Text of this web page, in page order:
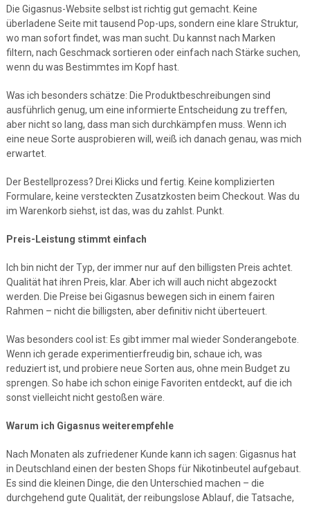
Die Gigasnus-Website selbst ist richtig gut gemacht. Keine
überladene Seite mit tausend Pop-ups, sondern eine klare Struktur,
wo man sofort findet, was man sucht. Du kannst nach Marken
filtern, nach Geschmack sortieren oder einfach nach Stärke suchen,
wenn du was Bestimmtes im Kopf hast.
Was ich besonders schätze: Die Produktbeschreibungen sind
ausführlich genug, um eine informierte Entscheidung zu treffen,
aber nicht so lang, dass man sich durchkämpfen muss. Wenn ich
eine neue Sorte ausprobieren will, weiß ich danach genau, was mich
erwartet.
Der Bestellprozess? Drei Klicks und fertig. Keine komplizierten
Formulare, keine versteckten Zusatzkosten beim Checkout. Was du
im Warenkorb siehst, ist das, was du zahlst. Punkt.
Preis-Leistung stimmt einfach
Ich bin nicht der Typ, der immer nur auf den billigsten Preis achtet.
Qualität hat ihren Preis, klar. Aber ich will auch nicht abgezockt
werden. Die Preise bei Gigasnus bewegen sich in einem fairen
Rahmen – nicht die billigsten, aber definitiv nicht überteuert.
Was besonders cool ist: Es gibt immer mal wieder Sonderangebote.
Wenn ich gerade experimentierfreudig bin, schaue ich, was
reduziert ist, und probiere neue Sorten aus, ohne mein Budget zu
sprengen. So habe ich schon einige Favoriten entdeckt, auf die ich
sonst vielleicht nicht gestoßen wäre.
Warum ich Gigasnus weiterempfehle
Nach Monaten als zufriedener Kunde kann ich sagen: Gigasnus hat
in Deutschland einen der besten Shops für Nikotinbeutel aufgebaut.
Es sind die kleinen Dinge, die den Unterschied machen – die
durchgehend gute Qualität, der reibungslose Ablauf, die Tatsache,